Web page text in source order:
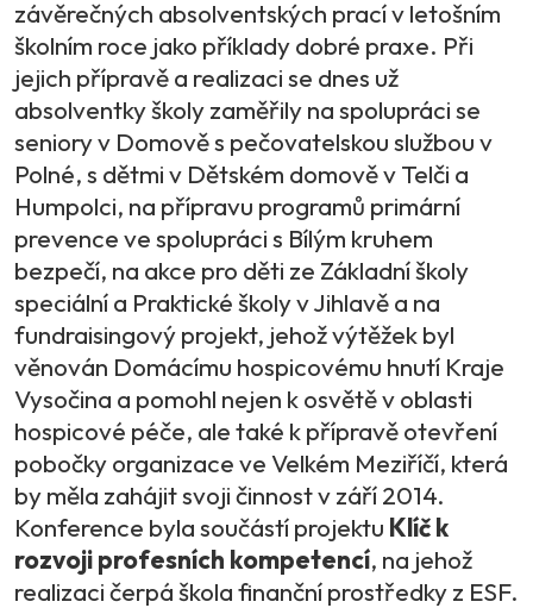
závěrečných absolventských prací v letošním
školním roce jako příklady dobré praxe. Při
jejich přípravě a realizaci se dnes už
absolventky školy zaměřily na spolupráci se
seniory v Domově s pečovatelskou službou v
Polné, s dětmi v Dětském domově v Telči a
Humpolci, na přípravu programů primární
prevence ve spolupráci s Bílým kruhem
bezpečí, na akce pro děti ze Základní školy
speciální a Praktické školy v Jihlavě a na
fundraisingový projekt, jehož výtěžek byl
věnován Domácímu hospicovému hnutí Kraje
Vysočina a pomohl nejen k osvětě v oblasti
hospicové péče, ale také k přípravě otevření
pobočky organizace ve Velkém Meziříčí, která
by měla zahájit svoji činnost v září 2014.
Konference byla součástí projektu Klíč k
rozvoji profesních kompetencí, na jehož
realizaci čerpá škola finanční prostředky z ESF.